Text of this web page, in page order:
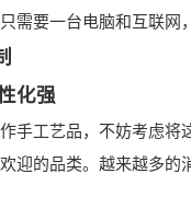
需要一台电脑和互联网
化强
手工艺品，不妨考虑
迎的品类。越来越多